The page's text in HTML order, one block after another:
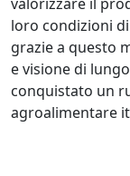
loro condizioni
grazie a questo
e visione di
conquistato un
agroalimentare